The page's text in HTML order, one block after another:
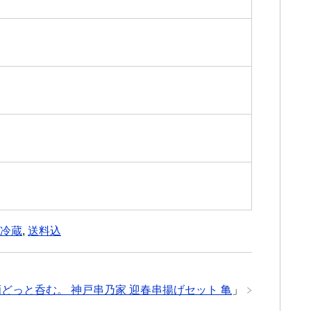
冷蔵, 送料込
っと呑む。 神戸串乃家 迎春串揚げセット 亀 」